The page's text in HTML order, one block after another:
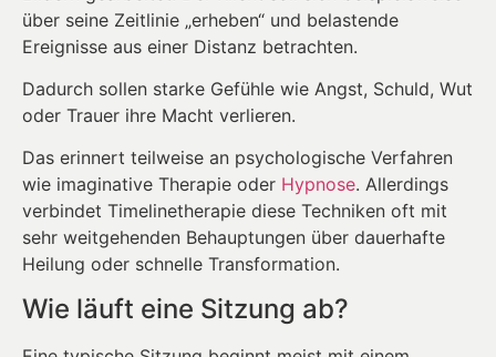
über seine Zeitlinie „erheben“ und belastende
Ereignisse aus einer Distanz betrachten.
Dadurch sollen starke Gefühle wie Angst, Schuld, Wut
oder Trauer ihre Macht verlieren.
Das erinnert teilweise an psychologische Verfahren
wie imaginative Therapie oder Hypnose. Allerdings
verbindet Timelinetherapie diese Techniken oft mit
sehr weitgehenden Behauptungen über dauerhafte
Heilung oder schnelle Transformation.
Wie läuft eine Sitzung ab?